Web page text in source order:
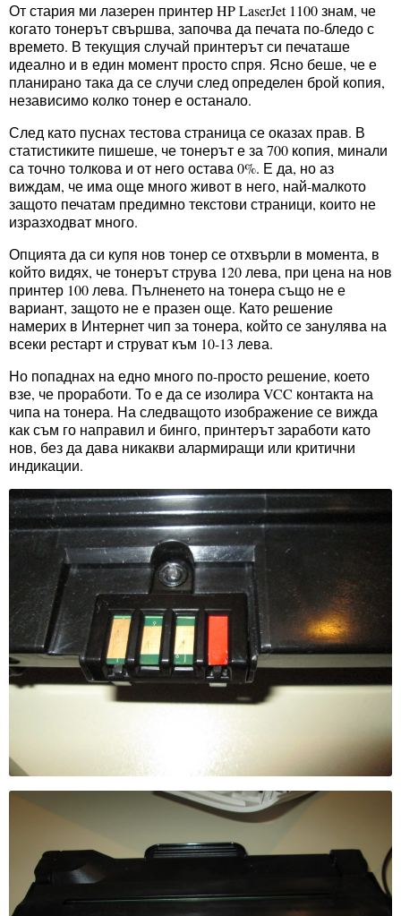
От стария ми лазерен принтер HP LaserJet 1100 знам, че
когато тонерът свършва, започва да печата по-бледо с
времето. В текущия случай принтерът си печаташе
идеално и в един момент просто спря. Ясно беше, че е
планирано така да се случи след определен брой копия,
независимо колко тонер е останало.
След като пуснах тестова страница се оказах прав. В
статистиките пишеше, че тонерът е за 700 копия, минали
са точно толкова и от него остава 0%. Е да, но аз
виждам, че има още много живот в него, най-малкото
защото печатам предимно текстови страници, които не
изразходват много.
Опцията да си купя нов тонер се отхвърли в момента, в
който видях, че тонерът струва 120 лева, при цена на нов
принтер 100 лева. Пълненето на тонера също не е
вариант, защото не е празен още. Като решение
намерих в Интернет чип за тонера, който се занулява на
всеки рестарт и струват към 10-13 лева.
Но попаднах на едно много по-просто решение, което
взе, че проработи. То е да се изолира VCC контакта на
чипа на тонера. На следващото изображение се вижда
как съм го направил и бинго, принтерът заработи като
нов, без да дава никакви алармиращи или критични
индикации.